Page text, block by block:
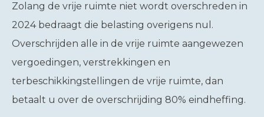
Zolang de vrije ruimte niet wordt overschreden in
2024 bedraagt die belasting overigens nul.
Overschrijden alle in de vrije ruimte aangewezen
vergoedingen, verstrekkingen en
terbeschikkingstellingen de vrije ruimte, dan
betaalt u over de overschrijding 80% eindheffing.